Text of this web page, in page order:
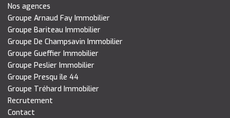
Nos agences
Groupe Arnaud Fay Immobilier
Groupe Bariteau Immobilier
Groupe De Champsavin Immobilier
Groupe Gueffier Immobilier
Groupe Peslier Immobilier
Groupe Presqu île 44
Groupe Tréhard Immobilier
Recrutement
Contact